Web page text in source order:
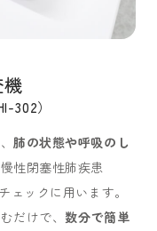
302）
肺の状態や呼吸のし
性閉塞性肺疾患
ェックに用います。
だけで、 数分で簡単